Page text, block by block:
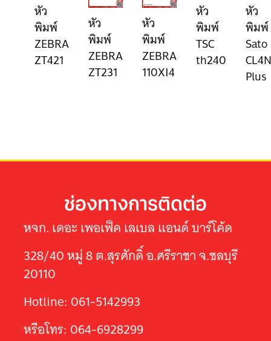
หัว
พิมพ์
ZEBRA
ZT421
หัว
พิมพ์
ZEBRA
ZT231
หัว
พิมพ์
ZEBRA
110XI4
หัว
พิมพ์
TSC
th240
หัว
พิมพ์
Sato
Plus
ช่องทางการติดต่อ
หจก. เดอะ เพอเฟ็ค เลเบล แอนด์ บาร์โค้ด
328/40 หมู่ 8 ต.สุรศักดิ์ อ.ศรีราชา จ.ชลบุรี
20110
Hotline: 061-5142993
หรือโทร: 064-6928299